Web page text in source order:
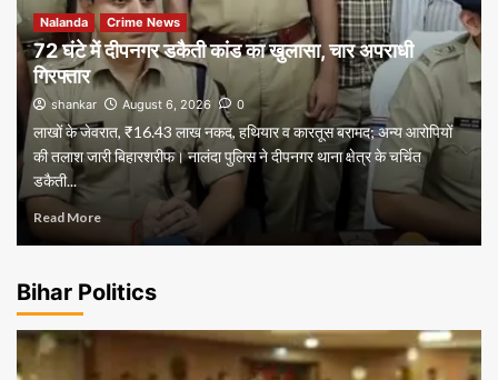
Nalanda Crime News
72 घंटे में दीपनगर डकैती कांड का खुलासा, चार अपराधी
गिरफ्तार
shankar August 6, 2026 0
लाखों के जेवरात, ₹16.43 लाख नकद, हथियार व कारतूस बरामद; अन्य आरोपियों
की तलाश जारी बिहारशरीफ। नालंदा पुलिस ने दीपनगर थाना क्षेत्र के चर्चित
डकैती...
Read More
Bihar Politics